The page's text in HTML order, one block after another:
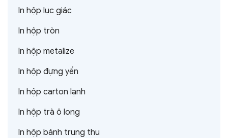
In hộp lục giác
In hộp tròn
In hộp metalize
In hộp đựng yến
In hộp carton lạnh
In hộp trà ô long
In hộp bánh trung thu